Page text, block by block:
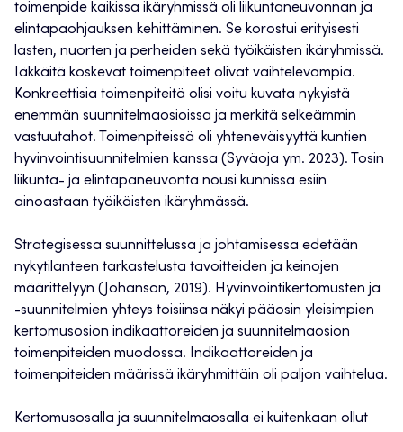
toimenpide kaikissa ikäryhmissä oli liikuntaneuvonnan ja
elintapaohjauksen kehittäminen. Se korostui erityisesti
lasten, nuorten ja perheiden sekä työikäisten ikäryhmissä.
Iäkkäitä koskevat toimenpiteet olivat vaihtelevampia.
Konkreettisia toimenpiteitä olisi voitu kuvata nykyistä
enemmän suunnitelmaosioissa ja merkitä selkeämmin
vastuutahot. Toimenpiteissä oli yhteneväisyyttä kuntien
hyvinvointisuunnitelmien kanssa (Syväoja ym. 2023). Tosin
liikunta- ja elintapaneuvonta nousi kunnissa esiin
ainoastaan työikäisten ikäryhmässä.
Strategisessa suunnittelussa ja johtamisessa edetään
nykytilanteen tarkastelusta tavoitteiden ja keinojen
määrittelyyn (Johanson, 2019). Hyvinvointikertomusten ja
-suunnitelmien yhteys toisiinsa näkyi pääosin yleisimpien
kertomusosion indikaattoreiden ja suunnitelmaosion
toimenpiteiden muodossa. Indikaattoreiden ja
toimenpiteiden määrissä ikäryhmittäin oli paljon vaihtelua.
Kertomusosalla ja suunnitelmaosalla ei kuitenkaan ollut